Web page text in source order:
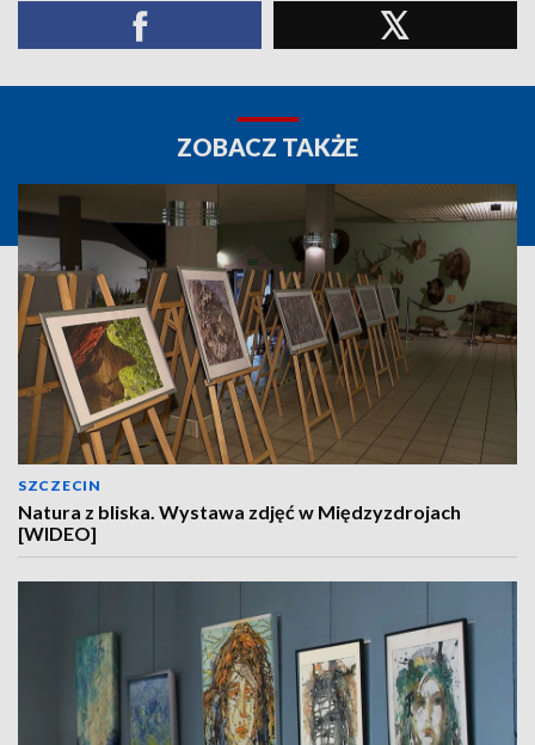
ZOBACZ TAKŻE
SZCZECIN
Natura z bliska. Wystawa zdjęć w Międzyzdrojach
[WIDEO]